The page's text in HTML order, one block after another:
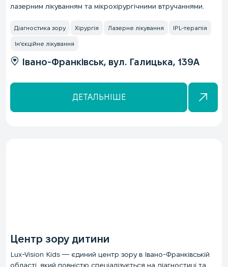
лазерним лікуванням та мікрохірургічними втручаннями.
Діагностика зору Хірургія Лазерне лікування IPL-терапія
Ін’єкційне лікування
Івано-Франківськ, вул. Галицька, 139А
ДЕТАЛЬНІШЕ
Центр зору дитини
Lux-Vision Kids — єдиний центр зору в Івано-Франківській
області, який повністю спеціалізується на діагностиці та